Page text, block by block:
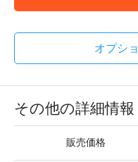
オプシ
その他の詳細情報
販売価格